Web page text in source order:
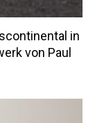
in
von Paul